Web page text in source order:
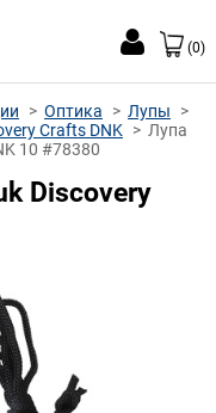
(0)
Оптика
Лупы
Crafts DNK
Лупа
10 #78380
Discovery